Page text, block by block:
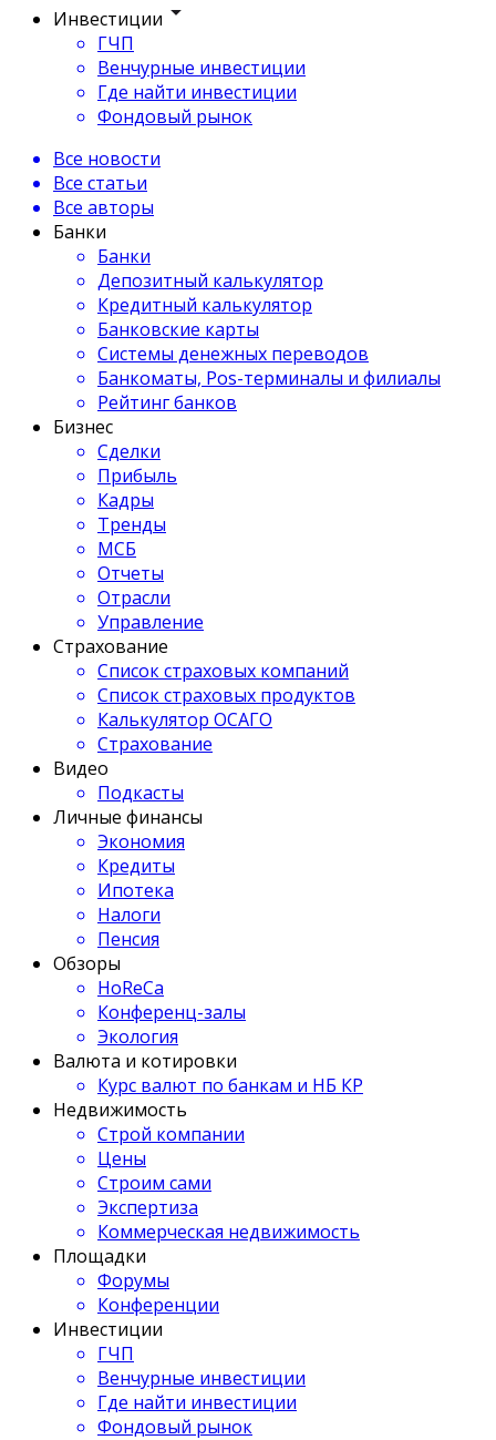
Инвестиции
ГЧП
Венчурные инвестиции
Где найти инвестиции
Фондовый рынок
Все новости
Все статьи
Все авторы
Банки
Банки
Депозитный калькулятор
Кредитный калькулятор
Банковские карты
Системы денежных переводов
Банкоматы, Pos-терминалы и филиалы
Рейтинг банков
Бизнес
Сделки
Прибыль
Кадры
Тренды
МСБ
Отчеты
Отрасли
Управление
Страхование
Список страховых компаний
Список страховых продуктов
Калькулятор ОСАГО
Страхование
Видео
Подкасты
Личные финансы
Экономия
Кредиты
Ипотека
Налоги
Пенсия
Обзоры
HoReCa
Конференц-залы
Экология
Валюта и котировки
Курс валют по банкам и НБ КР
Недвижимость
Строй компании
Цены
Строим сами
Экспертиза
Коммерческая недвижимость
Площадки
Форумы
Конференции
Инвестиции
ГЧП
Венчурные инвестиции
Где найти инвестиции
Фондовый рынок